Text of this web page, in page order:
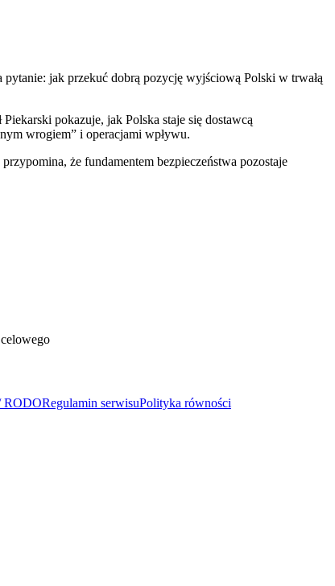
jak przekuć dobrą pozycję wyjściową Polski w trwałą
pokazuje, jak Polska staje się dostawcą
wrogiem” i operacjami wpływu.
że fundamentem bezpieczeństwa pozostaje
RODORegulamin serwisuPolityka równości